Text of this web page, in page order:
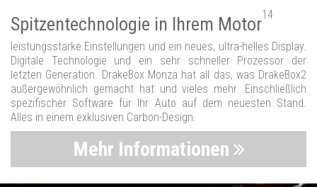
Spitzentechnologie in Ihrem Motor14
leistungsstarke Einstellungen und ein neues, ultra-helles Display.
Digitale Technologie und ein sehr schneller Prozessor der
letzten Generation. DrakeBox Monza hat all das, was DrakeBox2
außergewöhnlich gemacht hat und vieles mehr. Einschließlich
spezifischer Software für Ihr Auto auf dem neuesten Stand.
Alles in einem exklusiven Carbon-Design.
Mehr Informationen